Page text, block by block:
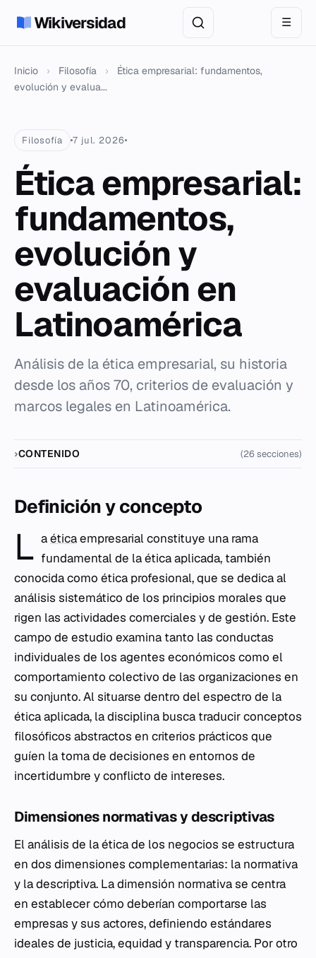
Wikiversidad ☰
Inicio › Filosofía ›
Ética empresarial: fundamentos,
evolución y evalua...
Filosofía 7 jul. 2026
Ética empresarial:
fundamentos,
evolución y
evaluación en
Latinoamérica
Análisis de la ética empresarial, su historia
desde los años 70, criterios de evaluación y
marcos legales en Latinoamérica.
CONTENIDO (26 secciones)
Definición y concepto
L aéticaempresarial constituye una rama
fundamental de la ética aplicada, también
conocida como ética profesional, que se dedica al
análisis sistemático de los principios morales que
rigen las actividades comerciales y de gestión. Este
campo de estudio examina tanto las conductas
individuales de los agentes económicos como el
comportamiento colectivo de las organizaciones en
su conjunto. Al situarse dentro del espectro de la
ética aplicada, la disciplina busca traducir conceptos
filosóficos abstractos en criterios prácticos que
guíen la toma de decisiones en entornos de
incertidumbre y conflicto de intereses.
Dimensiones normativas y descriptivas
El análisis de la ética de los negocios se estructura
en dos dimensiones complementarias: la normativa
y la descriptiva. La dimensión normativa se centra
en establecer cómo deberían comportarse las
empresas y sus actores, definiendo estándares
ideales de justicia, equidad y transparencia. Por otro